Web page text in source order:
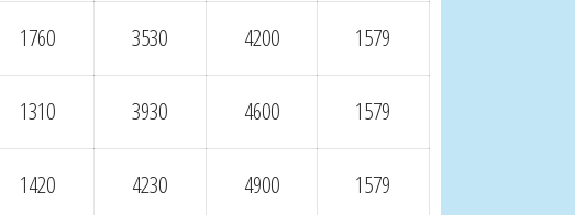
1760 3530 4200
1579
1310 3930 4600
1579
1420 4230 4900
1579